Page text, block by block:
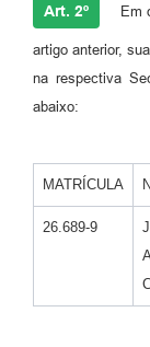
Art. 2º Em
artigo anterior,
na respectiva
abaixo:
MATRÍCULA
26.689-9